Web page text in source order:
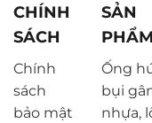
CHÍNH
SÁCH
Chính
sách
bảo mật
SẢN
PHẨM
Ống
bụi
nhựa,